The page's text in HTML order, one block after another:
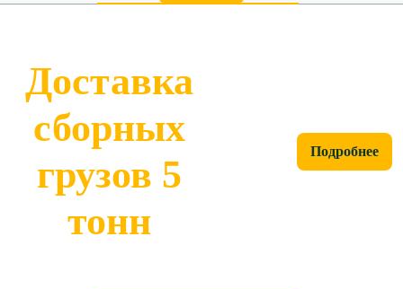
Доставка
сборных
грузов 5
тонн
Подробнее